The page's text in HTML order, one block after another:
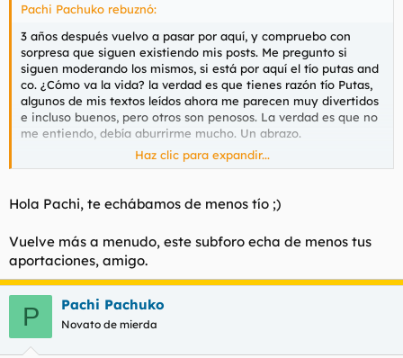
Pachi Pachuko rebuznó:
3 años después vuelvo a pasar por aquí, y compruebo con
sorpresa que siguen existiendo mis posts. Me pregunto si
siguen moderando los mismos, si está por aquí el tío putas and
co. ¿Cómo va la vida? la verdad es que tienes razón tío Putas,
algunos de mis textos leídos ahora me parecen muy divertidos
e incluso buenos, pero otros son penosos. La verdad es que no
me entiendo, debía aburrirme mucho. Un abrazo.
Pachi.
Haz clic para expandir...
Hola Pachi, te echábamos de menos tío ;)
Vuelve más a menudo, este subforo echa de menos tus
aportaciones, amigo.
P Pachi Pachuko
Novato de mierda